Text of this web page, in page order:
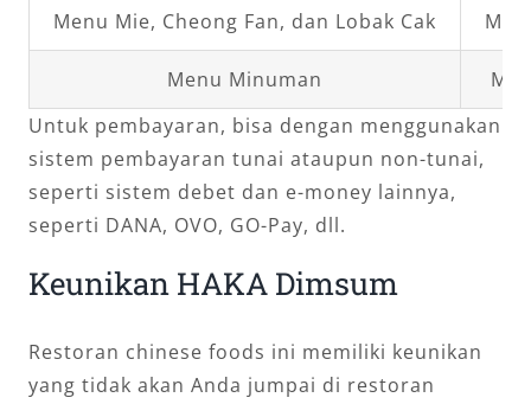
Menu Mie, Cheong Fan, dan Lobak Cak
Menu Minuman
Untuk pembayaran, bisa dengan menggunakan
sistem pembayaran tunai ataupun non-tunai,
seperti sistem debet dan e-money lainnya,
seperti DANA, OVO, GO-Pay, dll.
Keunikan HAKA Dimsum
Restoran chinese foods ini memiliki keunikan
yang tidak akan Anda jumpai di restoran